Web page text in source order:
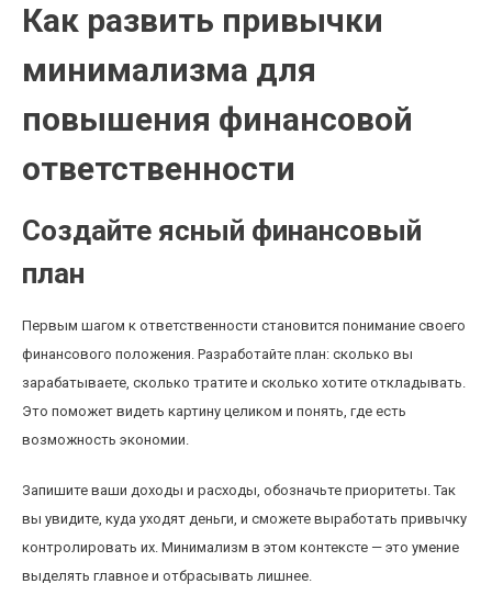
Как развить привычки
минимализма для
повышения финансовой
ответственности
Создайте ясный финансовый
план
Первым шагом к ответственности становится понимание своего
финансового положения. Разработайте план: сколько вы
зарабатываете, сколько тратите и сколько хотите откладывать.
Это поможет видеть картину целиком и понять, где есть
возможность экономии.
Запишите ваши доходы и расходы, обозначьте приоритеты. Так
вы увидите, куда уходят деньги, и сможете выработать привычку
контролировать их. Минимализм в этом контексте — это умение
выделять главное и отбрасывать лишнее.